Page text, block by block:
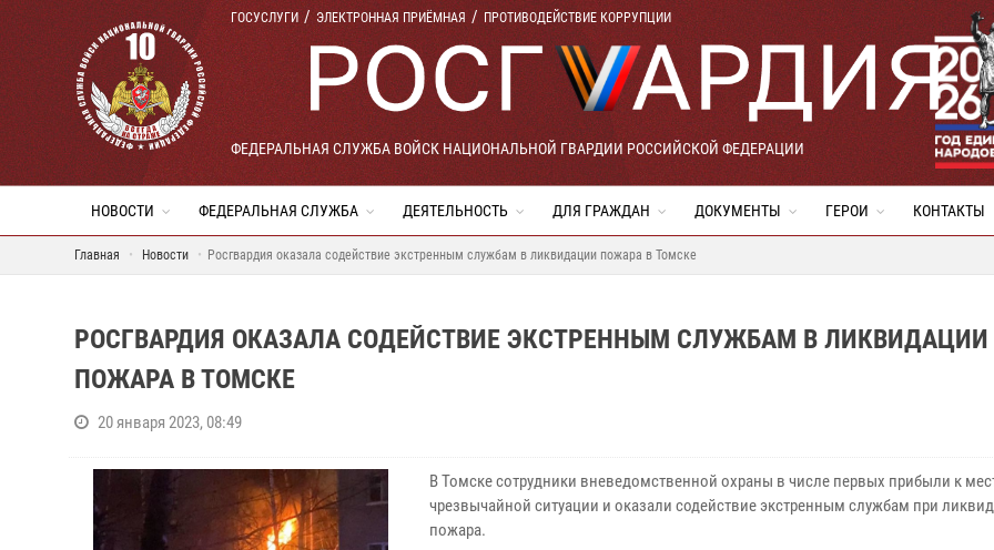
ГОСУСЛУГИ ЭЛЕКТРОННАЯ ПРИЁМНАЯ ПРОТИВОДЕЙСТВИЕ КОРРУПЦИИ
ФЕДЕРАЛЬНАЯ СЛУЖБА ВОЙСК НАЦИОНАЛЬНОЙ ГВАРДИИ РОССИЙСКОЙ ФЕДЕРАЦИИ
НОВОСТИ ФЕДЕРАЛЬНАЯ СЛУЖБА ДЕЯТЕЛЬНОСТЬ ДЛЯ ГРАЖДАН ДОКУМЕНТЫ ГЕРОИ КОНТАКТЫ
Главная Новости Росгвардия оказала содействие экстренным службам в ликвидации пожара в Томске
РОСГВАРДИЯ ОКАЗАЛА СОДЕЙСТВИЕ ЭКСТРЕННЫМ СЛУЖБАМ В ЛИКВИДАЦИИ
ПОЖАРА В ТОМСКЕ
20 января 2023, 08:49
В Томске сотрудники вневедомственной охраны в числе первых прибыли к
чрезвычайной ситуации и оказали содействие экстренным службам при
пожара.